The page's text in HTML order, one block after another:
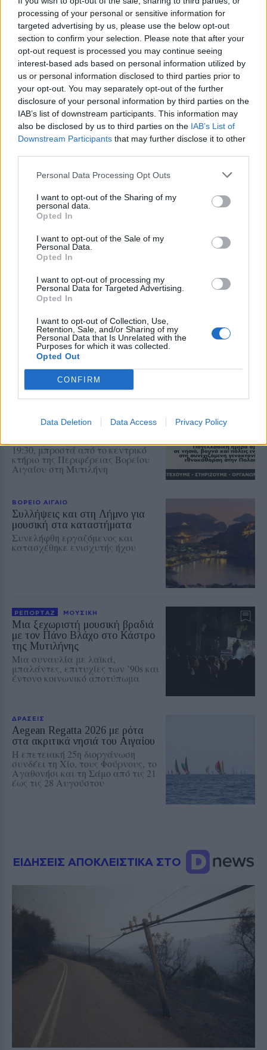
processing of your personal or sensitive information for
targeted advertising by us, please use the below opt-out
section to confirm your selection. Please note that after your
opt-out request is processed you may continue seeing
interest-based ads based on personal information utilized by
us or personal information disclosed to third parties prior to
your opt-out. You may separately opt-out of the further
disclosure of your personal information by third parties on the
IAB’s list of downstream participants. This information may
also be disclosed by us to third parties on the IAB’s List of
Downstream Participants that may further disclose it to other
Personal Data Processing Opt Outs
I want to opt-out of the Sharing of my
personal data.
Opted In
I want to opt-out of the Sale of my
Personal Data.
Opted In
I want to opt-out of processing my
Personal Data for Targeted Advertising.
Opted In
I want to opt-out of Collection, Use,
Retention, Sale, and/or Sharing of my
Personal Data that Is Unrelated with the
Purposes for which it was collected.
Opted Out
CONFIRM
Data Deletion Data Access Privacy Policy
ΔΡΑΣΕΙΣ
Μνήμες προσφυγιάς και μήνυμα
ειρήνης στο Πολύκεντρο
Πλωμαρίου
Κατάμεστη η αίθουσα στην
προβολή της ταινίας «Διωγμένοι
για την ειρήνη – Όταν οι Έλληνες
και οι Τούρκοι χωρίστηκαν»,
παρουσία του σκηνοθέτη Osman
Okkan
Με το ποδήλατο από το Βέλγιο
Ο 44χρονος Steven Fack διασχίζει
την Ευρώπη σε μια προσωπική
δοκιμασία αντοχής με τελικό
της συντρόφου του
Η επόμενη μέρα στα σχολεία της
Μυτιλήνης μετά την κατάργηση
των σχολικών επιτροπών
Πάγιες προκαταβολές στους
διευθυντές και σειρά εργολαβιών
για επισκευές και συντηρήσεις –
Αναλυτικά τα ποσά που
προβλέπονται για κάθε σχολική
μονάδα
Παλαιστινιακό λαό στη
Μυτιλήνη
19:30, μπροστά από το κεντρικό
κτήριο της Περιφέρειας Βορείου
Αιγαίου στη Μυτιλήνη
ΒΟΡΕΙΟ ΑΙΓΑΙΟ
Συλλήψεις και στη Λήμνο για
μουσική στα καταστήματα
Συνελήφθη εργαζόμενος και
κατασχέθηκε ενισχυτής ήχου
ΡΕΠΟΡΤΑΖ ΜΟΥΣΙΚΗ
Μια ξεχωριστή μουσική βραδιά
με τον Πάνο Βλάχο στο Κάστρο
της Μυτιλήνης
Μια συναυλία με λαϊκά,
μπαλάντες, επιτυχίες των ’90s και
έντονο κοινωνικό αποτύπωμα
ΔΡΑΣΕΙΣ
Aegean Regatta 2026 με ρότα
στα ακριτικά νησιά του Αιγαίου
Η επετειακή 25η διοργάνωση
συνδέει τη Χίο, τους Φούρνους, το
Αγαθονήσι και τη Σάμο από τις 21
έως τις 28 Αυγούστου
ΕΙΔΗΣΕΙΣ ΑΠΟΚΛΕΙΣΤΙΚΑ ΣΤΟ